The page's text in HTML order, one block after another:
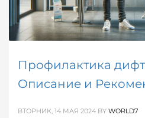
Профилактика
Описание и
ВТОРНИК, 14 МАЯ 2024 BY WORLD7